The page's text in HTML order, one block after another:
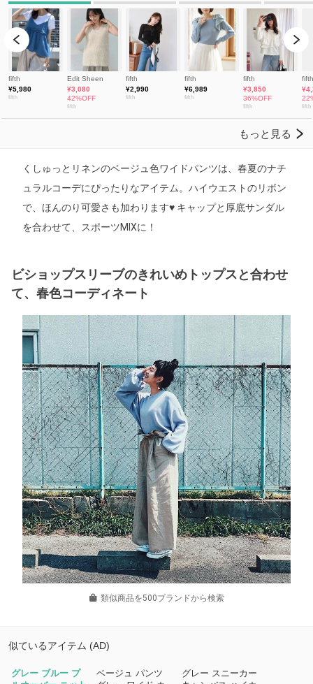
くしゅっとリネンのベージュ色ワイドパンツは、春夏のナチ
ュラルコーデにぴったりなアイテム。ハイウエストのリボン
で、ほんのり可愛さも加わります♥ キャップと厚底サンダル
を合わせて、スポーツMIXに！
ビショップスリーブのきれいめトップスと合わせ
て、春色コーディネート
類似商品を500ブランドから検索